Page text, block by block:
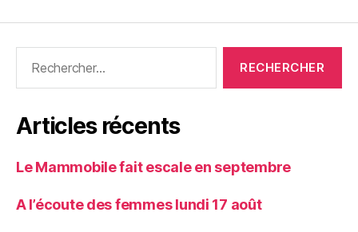
Articles récents
Le Mammobile fait escale en septembre
A l’écoute des femmes lundi 17 août